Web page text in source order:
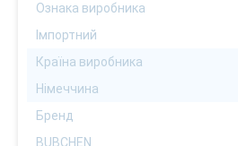
Ознака виробника
Імпортний
Країна виробника
Німеччина
Бренд
BUBCHEN